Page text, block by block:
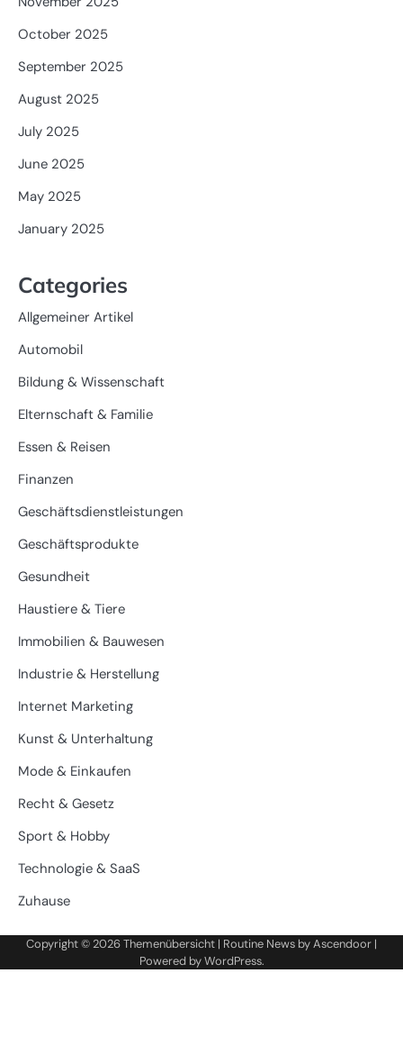
October 2025
September 2025
August 2025
July 2025
June 2025
May 2025
January 2025
Categories
Allgemeiner Artikel
Automobil
Bildung & Wissenschaft
Elternschaft & Familie
Essen & Reisen
Finanzen
Geschäftsdienstleistungen
Geschäftsprodukte
Gesundheit
Haustiere & Tiere
Immobilien & Bauwesen
Industrie & Herstellung
Internet Marketing
Kunst & Unterhaltung
Mode & Einkaufen
Recht & Gesetz
Sport & Hobby
Technologie & SaaS
Zuhause
Copyright © 2026Themenübersicht | Routine News byAscendoor |
Powered byWordPress.